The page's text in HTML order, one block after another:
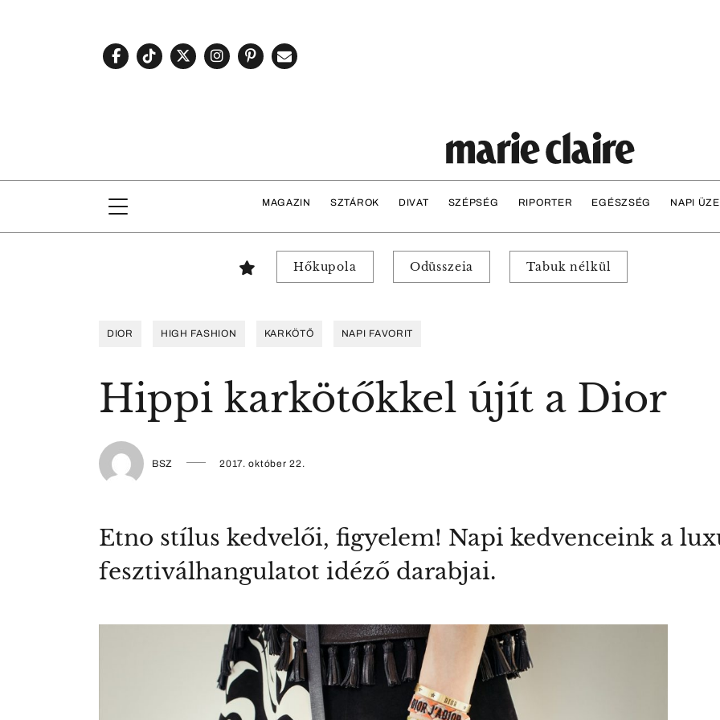
MAGAZIN SZTÁROK DIVAT SZÉPSÉG RIPORTER EGÉSZSÉG NAPI
Hőkupola Odüsszeia Tabuk nélkül
DIOR HIGH FASHION KARKÖTŐ NAPI FAVORIT
Hippi karkötőkkel újít a Dior
BSZ 2017. október 22.
Etno stílus kedvelői, figyelem! Napi kedvenceink a
fesztiválhangulatot idéző darabjai.